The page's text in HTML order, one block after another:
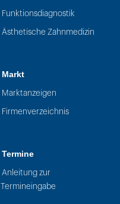
Funktionsdiagnostik
Ästhetische Zahnmedizin
Markt
Marktanzeigen
Firmenverzeichnis
Termine
Anleitung zur
Termineingabe